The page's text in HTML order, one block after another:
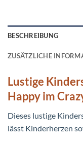
BESCHREIBUNG
ZUSÄTZLICHE
Lustige
Happy im
Dieses lustige
lässt Kinderherzen